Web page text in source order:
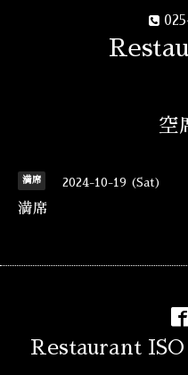
空
満席 2024-10-19 (Sat)
満席
Restaurant